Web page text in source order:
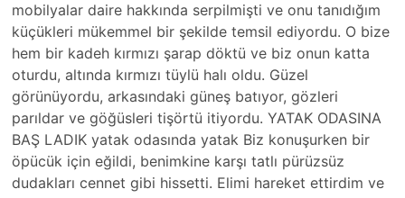
mobilyalar daire hakkında serpilmişti ve onu tanıdığım
küçükleri mükemmel bir şekilde temsil ediyordu. O bize
hem bir kadeh kırmızı şarap döktü ve biz onun katta
oturdu, altında kırmızı tüylü halı oldu. Güzel
görünüyordu, arkasındaki güneş batıyor, gözleri
parıldar ve göğüsleri tişörtü itiyordu. YATAK ODASINA
BAŞ LADIK yatak odasında yatak Biz konuşurken bir
öpücük için eğildi, benimkine karşı tatlı pürüzsüz
dudakları cennet gibi hissetti. Elimi hareket ettirdim ve